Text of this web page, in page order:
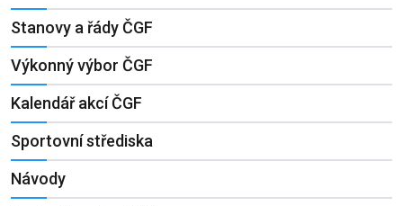
Stanovy a řády ČGF
Výkonný výbor ČGF
Kalendář akcí ČGF
Sportovní střediska
Návody